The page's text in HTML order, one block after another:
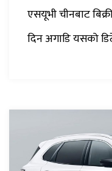
एसयूभी चीनबाट
दिन अगाडि यसको